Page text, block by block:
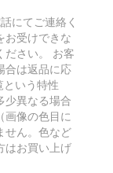
にてご連絡く
お受けできな
ださい。 お客
合は返品に応
という特性
少異なる場合
画像の色目に
せん。色など
はお買い上げ